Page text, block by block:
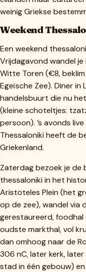
weinig Griekse
Weekend
Een weekend
Vrijdagavond wandel
Witte Toren (€8,
Egeïsche Zee). Diner
handelsbuurt die nu
(kleine schoteltjes:
persoon). ’s avonds
Thessaloniki heeft de
Griekenland.
Zaterdag bezoek je de
thessaloniki in het
Aristoteles Plein (het
op de zee), wandel via
gerestaureerd,
oudste markthal, vol
dan omhoog naar de
306 nC, later kerk,
stad in één gebouw)